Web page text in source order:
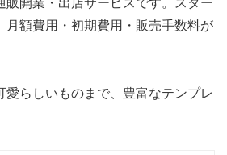
販開業・出店サービスです。スター
月額費用・初期費用・販売手数料が
愛らしいものまで、豊富なテンプレ